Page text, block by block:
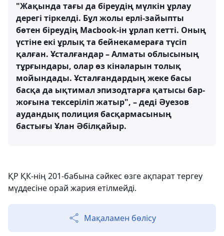
"Жақында тағы да біреудің мүлкін ұрлау
дерегі тіркелді. Бұл жолы ерлі-зайыпты
бөтен біреудің Macbook-ін ұрлап кетті. Оның
үстіне екі ұрлық та бейнекамераға түсіп
қалған. Ұсталғандар – Алматы облысының
тұрғындары, олар өз кінәларын толық
мойындады. Ұсталғандардың жеке басы
басқа да ықтимал эпизодтарға қатысы бар-
жоғына тексеріліп жатыр", – деді Әуезов
аудандық полиция басқармасының
бастығы Ұлан Әбілқайыр.
ҚР ҚК-нің 201-бабына сәйкес өзге ақпарат тергеу
мүддесіне орай жария етілмейді.
Мақаламен бөлісу